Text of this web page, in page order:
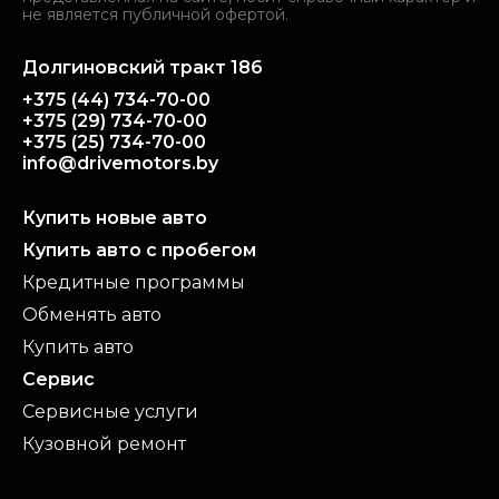
не является публичной офертой.
Долгиновский тракт 186
+375 (44) 734-70-00
+375 (29) 734-70-00
+375 (25) 734-70-00
info@drivemotors.by
Купить новые авто
Купить авто с пробегом
Кредитные программы
Обменять авто
Купить авто
Сервис
Сервисные услуги
Кузовной ремонт